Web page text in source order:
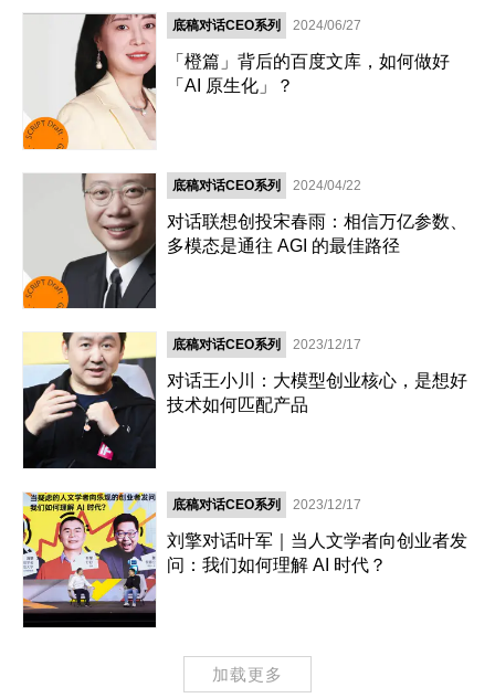
底稿对话CEO系列 2024/06/27
「橙篇」背后的百度文库，如何做好
「AI 原生化」？
底稿对话CEO系列 2024/04/22
对话联想创投宋春雨：相信万亿参数、
多模态是通往 AGI 的最佳路径
底稿对话CEO系列 2023/12/17
对话王小川：大模型创业核心，是想好
技术如何匹配产品
底稿对话CEO系列 2023/12/17
刘擎对话叶军｜当人文学者向创业者发
问：我们如何理解 AI 时代？
加载更多